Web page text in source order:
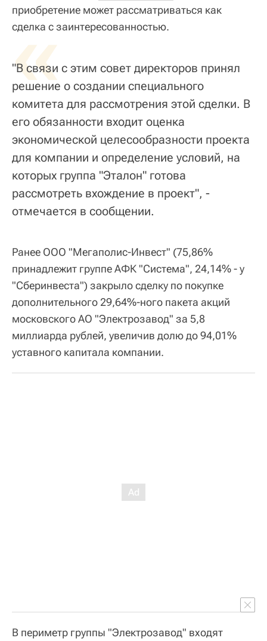
приобретение может рассматриваться как
сделка с заинтересованностью.
«
"В связи с этим совет директоров принял
решение о создании специального
комитета для рассмотрения этой сделки. В
его обязанности входит оценка
экономической целесообразности проекта
для компании и определение условий, на
которых группа "Эталон" готова
рассмотреть вхождение в проект", -
отмечается в сообщении.
Ранее ООО "Мегаполис-Инвест" (75,86%
принадлежит группе АФК "Система", 24,14% - у
"Сберинвеста") закрыло сделку по покупке
дополнительного 29,64%-ного пакета акций
московского АО "Электрозавод" за 5,8
миллиарда рублей, увеличив долю до 94,01%
уставного капитала компании.
В периметр группы "Электрозавод" входят